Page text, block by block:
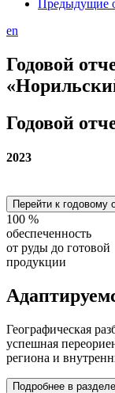
Предыдущие
en
Годовой
Годовой
2023
Перейти к годовому
100 %
обеспеченность
от руды до готовой
продукции
Географическая
успешная
региона и
Подробнее в